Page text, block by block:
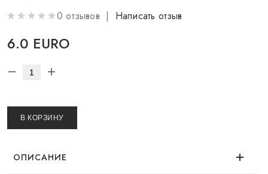
0 отзывов | Написать отзыв
6.0 EURO
В КОРЗИНУ
ОПИСАНИЕ